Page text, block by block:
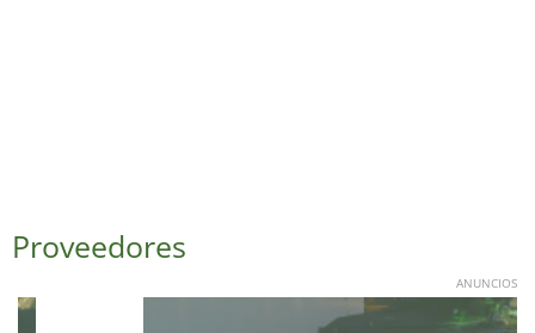
Proveedores
ANUNCIOS